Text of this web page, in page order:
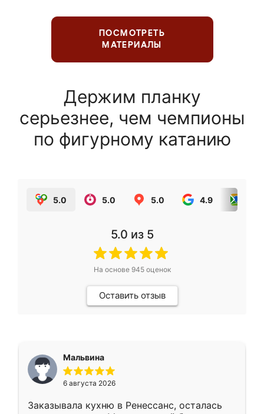
ПОСМОТРЕТЬ
МАТЕРИАЛЫ
Держим планку
серьезнее, чем чемпионы
по фигурному катанию
5.0 5.0 5.0 4.9
5.0 из 5
На основе 945оценок
Оставить отзыв
Мальвина
6 августа 2026
Заказывала кухню в Ренессанс, осталась